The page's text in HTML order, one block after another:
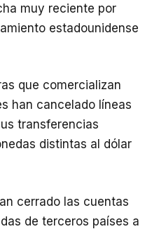
muy reciente por
estadounidense
que comercializan
han cancelado líneas
transferencias
distintas al dólar
cerrado las cuentas
de terceros países a